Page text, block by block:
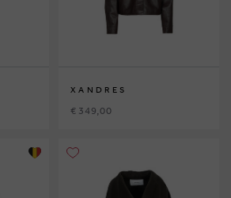
XANDRES
€ 349,00